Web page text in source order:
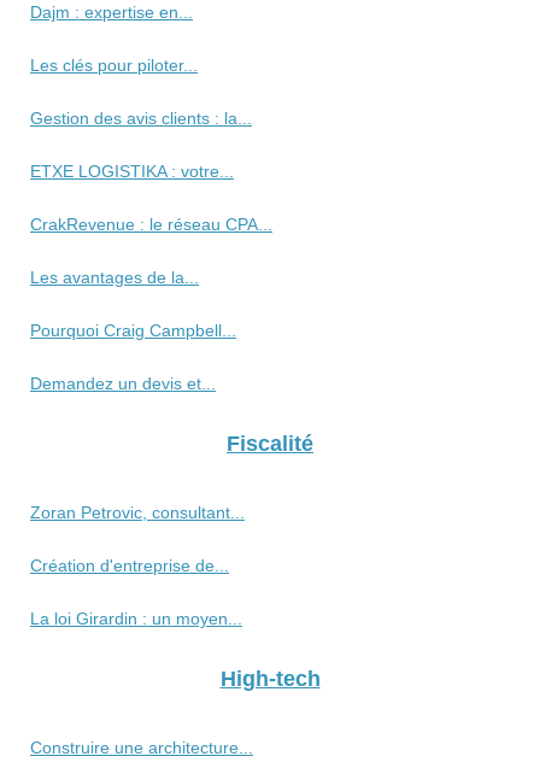
Dajm : expertise en...
Les clés pour piloter...
Gestion des avis clients : la...
ETXE LOGISTIKA : votre...
CrakRevenue : le réseau CPA...
Les avantages de la...
Pourquoi Craig Campbell...
Demandez un devis et...
Fiscalité
Zoran Petrovic, consultant...
Création d'entreprise de...
La loi Girardin : un moyen...
High-tech
Construire une architecture...